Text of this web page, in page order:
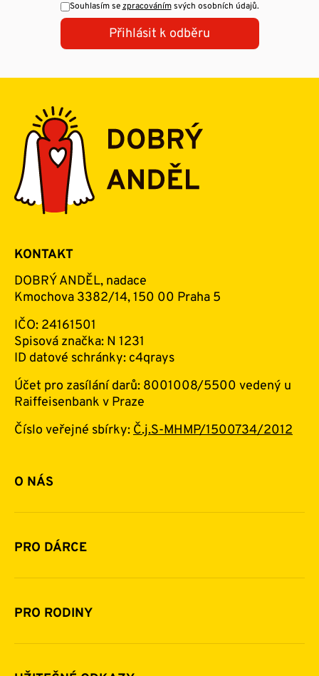
Souhlasím sezpracovánímsvých osobních údajů.
Přihlásit k odběru
KONTAKT
DOBRÝ ANDĚL, nadace
Kmochova 3382/14, 150 00 Praha 5
IČO: 24161501
Spisová značka: N 1231
ID datové schránky: c4qrays
Účet pro zasílání darů: 8001008/5500 vedený u
Raiffeisenbank v Praze
Číslo veřejné sbírky:Č.j.S-MHMP/1500734/2012
O NÁS
Základní informace o nadaci
Historie a zakladatelé
Financování
Pomoc v číslech
Napsali o nás
PRO DÁRCE
Jak pomáhat
Daňová uznatelnost darů
Další možnosti pomoci
PRO RODINY
Komu a jak pomáháme